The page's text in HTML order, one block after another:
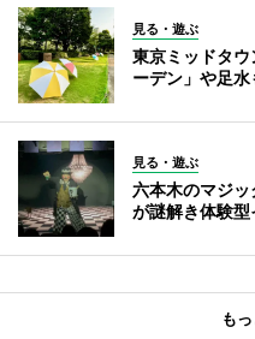
見る・遊ぶ
東京ミッドタ
ーデン」や足水
見る・遊ぶ
六本木のマジ
が謎解き体験型
も